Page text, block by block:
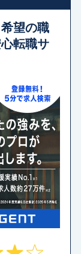
希望の職
転職サ